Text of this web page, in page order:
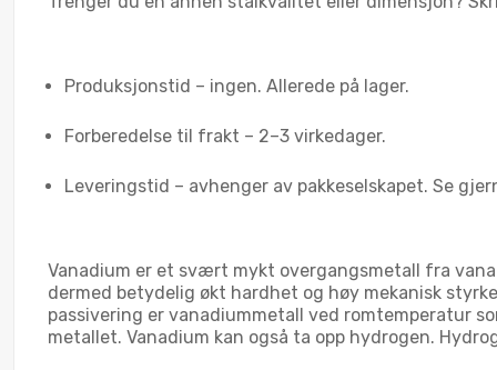
Produksjonstid – ingen. Allerede på lager.
Forberedelse til frakt – 2–3 virkedager.
Leveringstid – avhenger av pakkeselskapet. Se
Vanadium er et svært mykt overgangsmetall fra
dermed betydelig økt hardhet og høy mekanisk
passivering er vanadiummetall ved romtemperatur
metallet. Vanadium kan også ta opp hydrogen.